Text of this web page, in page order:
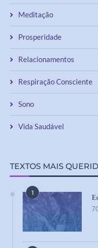
Meditação
Prosperidade
Relacionamentos
Respiração Consciente
Sono
Vida Saudável
TEXTOS MAIS
1